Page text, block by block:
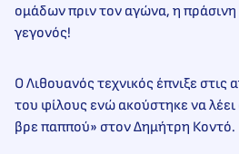
ομάδων πριν τον αγώνα, η
γεγονός!
Ο Λιθουανός τεχνικός έπνιξε στις
του φίλους ενώ ακούστηκε να λέει
βρε παππού» στον Δημήτρη Κοντό.